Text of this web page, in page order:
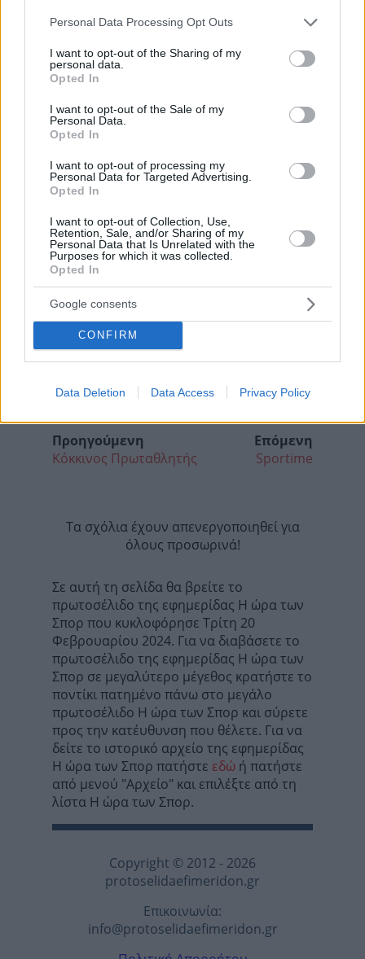
Please note that this website/app uses one or more Google
not limited to your visit or usage behaviour. You may click to
grant or deny consent to Google and its third-party tags to
use your data for below specified purposes in below Google
consent section.
Personal Data Processing Opt Outs
I want to opt-out of the Sharing of my
personal data.
Opted In
I want to opt-out of the Sale of my
Personal Data.
Opted In
I want to opt-out of processing my
Personal Data for Targeted Advertising.
Opted In
I want to opt-out of Collection, Use,
Retention, Sale, and/or Sharing of my
Personal Data that Is Unrelated with the
Purposes for which it was collected.
Opted In
Google consents
CONFIRM
Data Deletion Data Access Privacy Policy
Κοινοποιήστε
Οπισθόφυλλο εφημερίδας Η ώρα των Σπορ
Προηγούμενη
Κόκκινος Πρωταθλητής
Επόμενη
Sportime
Τα σχόλια έχουν απενεργοποιηθεί για
όλους προσωρινά!
Σε αυτή τη σελίδα θα βρείτε το
πρωτοσέλιδο της εφημερίδας Η ώρα των
Σπορ που κυκλοφόρησε Τρίτη 20
Φεβρουαρίου 2024. Για να διαβάσετε το
πρωτοσέλιδο της εφημερίδας Η ώρα των
Σπορ σε μεγαλύτερο μέγεθος κρατήστε το
ποντίκι πατημένο πάνω στο μεγάλο
πρωτοσέλιδο Η ώρα των Σπορ και σύρετε
προς την κατέυθυνση που θέλετε. Για να
δείτε το ιστορικό αρχείο της εφημερίδας
Η ώρα των Σπορ πατήστε εδώ ή πατήστε
από μενού "Αρχείο" και επιλέξτε από τη
λίστα Η ώρα των Σπορ.
Copyright © 2012 - 2026
protoselidaefimeridon.gr
Επικοινωνία:
info@protoselidaefimeridon.gr